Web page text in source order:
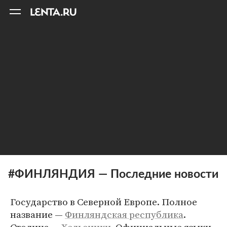
#ФИНЛЯНДИЯ — Последние новости
Государство в Северной Европе. Полное
название — Финляндская республика.